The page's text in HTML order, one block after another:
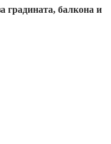
градината, балкона и